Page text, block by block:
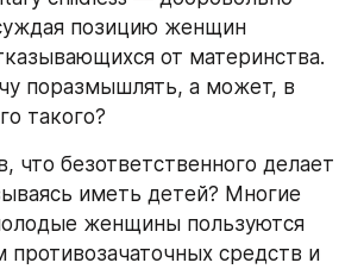
позицию женщин
от материнства.
поразмышлять, а может, в
такого?
что безответственного делает
иметь детей? Многие
женщины пользуются
противозачаточных средств и